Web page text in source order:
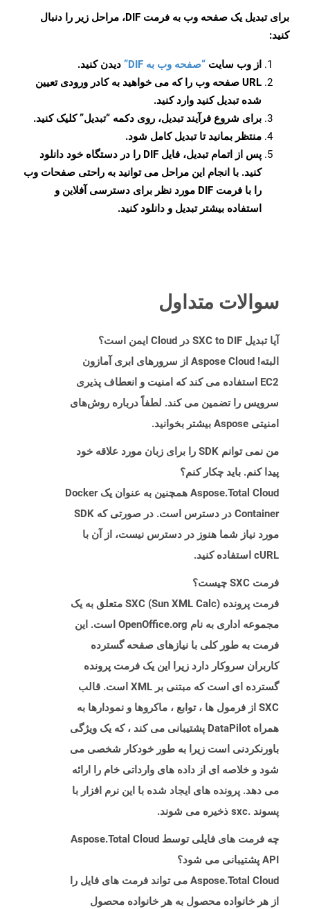
برای تبدیل یک صفحه وب به فرمت DIF، مراحل زیر را دنبال
کنید:
از وب سایت “صفحه وب به DIF”
دیدن کنید.
URL صفحه وب را که می خواهید به کادر ورودی تعیین
شده تبدیل کنید وارد کنید.
برای شروع فرآیند تبدیل، روی دکمه “تبدیل” کلیک کنید.
منتظر بمانید تا تبدیل کامل شود.
پس از اتمام تبدیل، فایل DIF را در دستگاه خود دانلود
کنید. با انجام این مراحل می توانید به راحتی صفحات وب
را با فرمت DIF مورد نظر برای دسترسی آفلاین و
استفاده بیشتر تبدیل و دانلود کنید.
سوالات متداول
آیا تبدیل SXC to DIF در Cloud ایمن است؟
البته! Aspose Cloud از سرورهای ابری آمازون
EC2 استفاده می کند که امنیت و انعطاف پذیری
سرویس را تضمین می کند. لطفاً درباره روش‌های
امنیتی Aspose بیشتر بخوانید.
من نمی توانم SDK را برای زبان مورد علاقه خود
پیدا کنم. باید چکار کنم؟
Aspose.Total Cloud همچنین به عنوان یک Docker
Container در دسترس است. در صورتی که SDK
مورد نیاز شما هنوز در دسترس نیست، از آن با
cURL استفاده کنید.
فرمت SXC چیست؟
فرمت پرونده SXC (Sun XML Calc) متعلق به یک
مجموعه اداری به نام OpenOffice.org است. این
فرمت به طور کلی با نیازهای صفحه گسترده
کاربران سروکار دارد زیرا این یک فرمت پرونده
گسترده ای است که مبتنی بر XML است. قالب
SXC از فرمول ها ، توابع ، ماکروها و نمودارها به
همراه DataPilot پشتیبانی می کند ، که یک ویژگی
باورنکردنی است زیرا به طور خودکار شخصی می
شود و خلاصه ای از داده های وارداتی خام را ارائه
می دهد. پرونده های ایجاد شده با این نرم افزار با
پسوند .sxc ذخیره می شوند.
چه فرمت های فایلی توسط Aspose.Total Cloud
API پشتیبانی می شود؟
Aspose.Total Cloud می تواند فرمت های فایل را
از هر خانواده محصول به هر خانواده محصول